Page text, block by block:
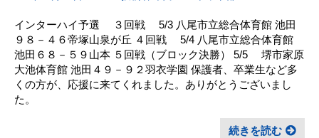
インターハイ予選 ３回戦 5/3 八尾市立総合体育館 池田
９８－４６帝塚山泉が丘 ４回戦 5/4 八尾市立総合体育館
池田６８－５９山本 ５回戦（ブロック決勝） 5/5 堺市家原
大池体育館 池田４９－９２羽衣学園 保護者、卒業生など多
くの方が、応援に来てくれました。ありがとうございまし
た。
続きを読む